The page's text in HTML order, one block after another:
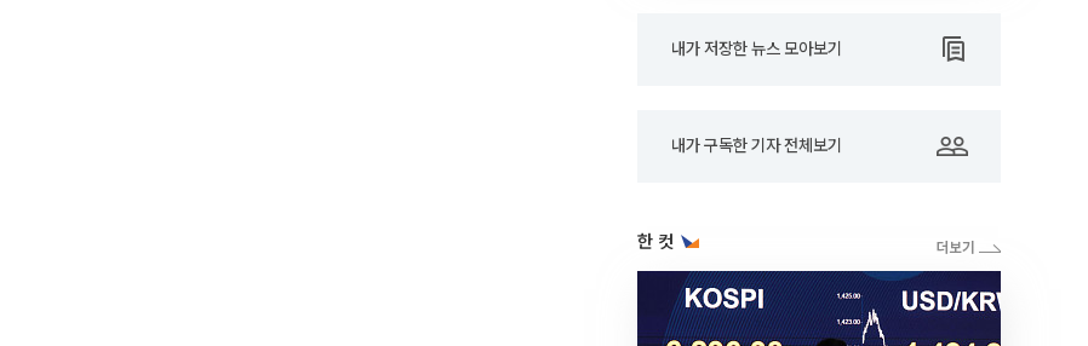
내가 저장한 뉴스 모아보기
내가 구독한 기자 전체보기
한 컷